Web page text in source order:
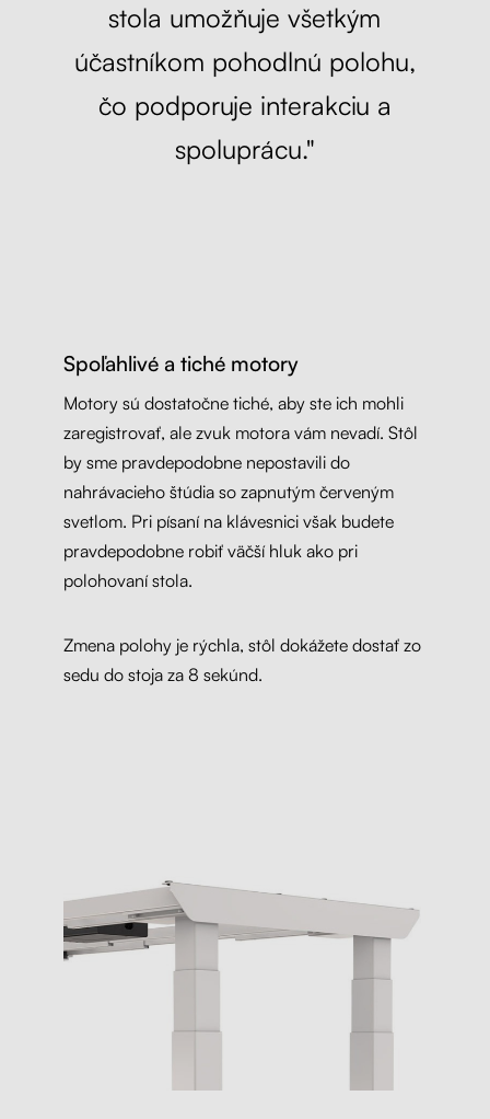
stola umožňuje všetkým
účastníkom pohodlnú polohu,
čo podporuje interakciu a
spoluprácu."
Spoľahlivé a tiché motory
Motory sú dostatočne tiché, aby ste ich mohli
zaregistrovať, ale zvuk motora vám nevadí. Stôl
by sme pravdepodobne nepostavili do
nahrávacieho štúdia so zapnutým červeným
svetlom. Pri písaní na klávesnici však budete
pravdepodobne robiť väčší hluk ako pri
polohovaní stola.
Zmena polohy je rýchla, stôl dokážete dostať zo
sedu do stoja za 8 sekúnd.